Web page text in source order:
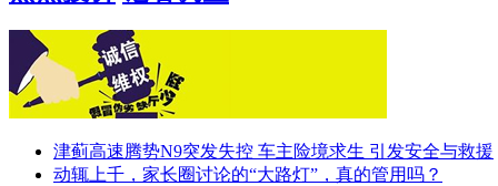
津蓟高速腾势N9突发失控 车主险境求生 引发安全与救援
动辄上千，家长圈讨论的“大路灯”，真的管用吗？